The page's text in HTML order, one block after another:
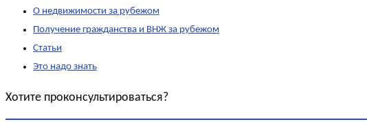
О недвижимости за рубежом
Получение гражданства и ВНЖ за рубежом
Статьи
Это надо знать
Хотите проконсультироваться?